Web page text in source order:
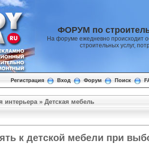
ФОРУМ по
На форуме ежедневно происходит
строительных услуг,
Регистрация Вход Форум Поиск
интерьера» Детская мебель
к детской мебели при